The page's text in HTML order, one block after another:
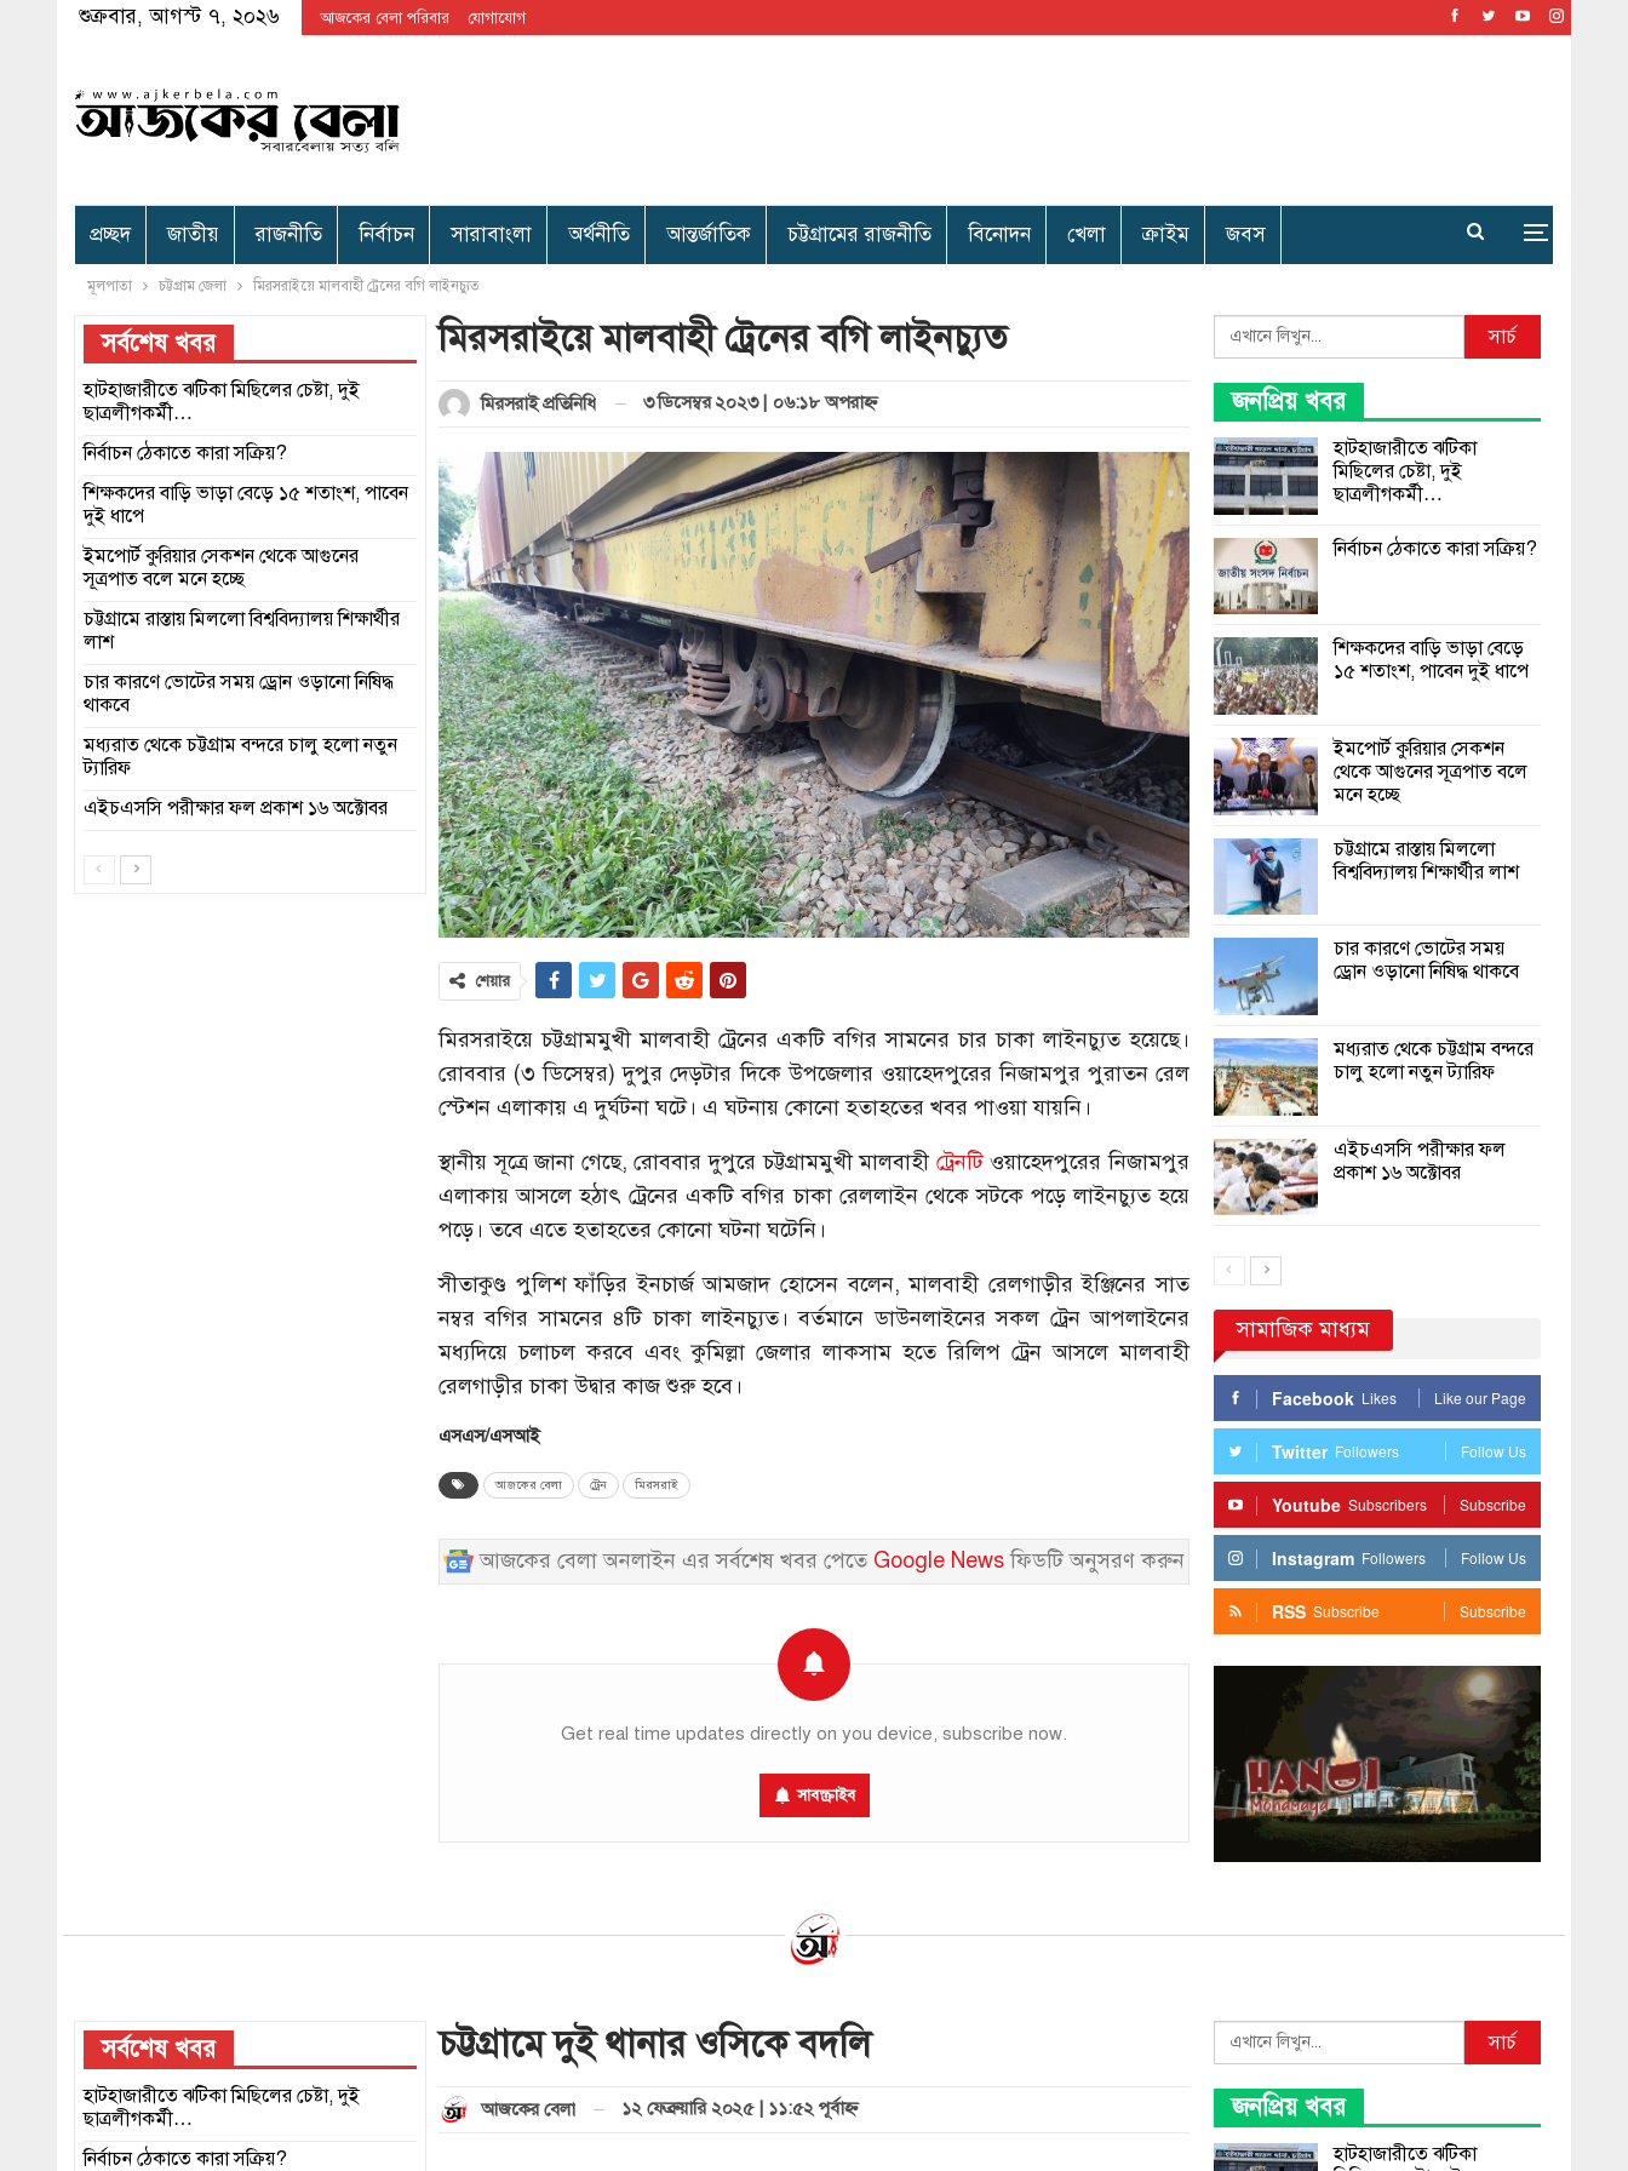
শুক্রবার, আগস্ট ৭, ২০২৬ আজকের বেলা পরিবার যোগাযোগ
প্রচ্ছদ জাতীয় রাজনীতি নির্বাচন সারাবাংলা অর্থনীতি আন্তর্জাতিক চট্টগ্রামের রাজনীতি বিনোদন খেলা ক্রাইম জবস
মূলপাতা চট্টগ্রাম জেলা মিরসরাইয়ে মালবাহী ট্রেনের বগি লাইনচ্যুত
মিরসরাইয়ে মালবাহী ট্রেনের বগি লাইনচ্যুত
মিরসরাই প্রতিনিধি ৩ ডিসেম্বর ২০২৩ | ০৬:১৮ অপরাহ্ণ
শেয়ার
মিরসরাইয়ে চট্টগ্রামমুখী মালবাহী ট্রেনের একটি বগির সামনের চার চাকা লাইনচ্যুত হয়েছে।
রোববার (৩ ডিসেম্বর) দুপুর দেড়টার দিকে উপজেলার ওয়াহেদপুরের নিজামপুর পুরাতন রেল
স্টেশন এলাকায় এ দুর্ঘটনা ঘটে। এ ঘটনায় কোনো হতাহতের খবর পাওয়া যায়নি।
স্থানীয় সূত্রে জানা গেছে, রোববার দুপুরে চট্টগ্রামমুখী মালবাহী ট্রেনটিওয়াহেদপুরের নিজামপুর
এলাকায় আসলে হঠাৎ ট্রেনের একটি বগির চাকা রেললাইন থেকে সটকে পড়ে লাইনচ্যুত হয়ে
পড়ে। তবে এতে হতাহতের কোনো ঘটনা ঘটেনি।
সীতাকুণ্ড পুলিশ ফাঁড়ির ইনচার্জ আমজাদ হোসেন বলেন, মালবাহী রেলগাড়ীর ইঞ্জিনের সাত
নম্বর বগির সামনের ৪টি চাকা লাইনচ্যুত। বর্তমানে ডাউনলাইনের সকল ট্রেন আপলাইনের
মধ্যদিয়ে চলাচল করবে এবং কুমিল্লা জেলার লাকসাম হতে রিলিপ ট্রেন আসলে মালবাহী
রেলগাড়ীর চাকা উদ্বার কাজ শুরু হবে।
এসএস/এসআই
আজকের বেলা ট্রেন মিরসরাই
আজকের বেলা অনলাইন এর সর্বশেষ খবর পেতে Google Newsফিডটি অনুসরণ করুন
Get real time updates directly on you device, subscribe now.
সাবস্ক্রাইব
Search সার্চ
জনপ্রিয় খবর
হাটহাজারীতে ঝটিকা
মিছিলের চেষ্টা, দুই
ছাত্রলীগকর্মী…
নির্বাচন ঠেকাতে কারা সক্রিয়?
শিক্ষকদের বাড়ি ভাড়া বেড়ে
১৫ শতাংশ, পাবেন দুই ধাপে
ইমপোর্ট কুরিয়ার সেকশন
থেকে আগুনের সূত্রপাত বলে
মনে হচ্ছে
চট্টগ্রামে রাস্তায় মিললো
বিশ্ববিদ্যালয় শিক্ষার্থীর লাশ
চার কারণে ভোটের সময়
ড্রোন ওড়ানো নিষিদ্ধ থাকবে
মধ্যরাত থেকে চট্টগ্রাম বন্দরে
চালু হলো নতুন ট্যারিফ
এইচএসসি পরীক্ষার ফল
প্রকাশ ১৬ অক্টোবর
সামাজিক মাধ্যম
Facebook Likes Like our Page
Twitter Followers Follow Us
Youtube Subscribers Subscribe
Instagram Followers Follow Us
RSS Subscribe Subscribe
সর্বশেষ খবর
হাটহাজারীতে ঝটিকা মিছিলের চেষ্টা, দুই
ছাত্রলীগকর্মী…
নির্বাচন ঠেকাতে কারা সক্রিয়?
শিক্ষকদের বাড়ি ভাড়া বেড়ে ১৫ শতাংশ, পাবেন
দুই ধাপে
ইমপোর্ট কুরিয়ার সেকশন থেকে আগুনের
সূত্রপাত বলে মনে হচ্ছে
চট্টগ্রামে রাস্তায় মিললো বিশ্ববিদ্যালয় শিক্ষার্থীর
লাশ
চার কারণে ভোটের সময় ড্রোন ওড়ানো নিষিদ্ধ
থাকবে
মধ্যরাত থেকে চট্টগ্রাম বন্দরে চালু হলো নতুন
ট্যারিফ
এইচএসসি পরীক্ষার ফল প্রকাশ ১৬ অক্টোবর
চট্টগ্রামে দুই থানার ওসিকে বদলি
আজকের বেলা ১২ ফেব্রুয়ারি ২০২৫ | ১১:৫২ পূর্বাহ্ণ
Search সার্চ
জনপ্রিয় খবর
হাটহাজারীতে ঝটিকা
সর্বশেষ খবর
হাটহাজারীতে ঝটিকা মিছিলের চেষ্টা, দুই
ছাত্রলীগকর্মী…
নির্বাচন ঠেকাতে কারা সক্রিয়?